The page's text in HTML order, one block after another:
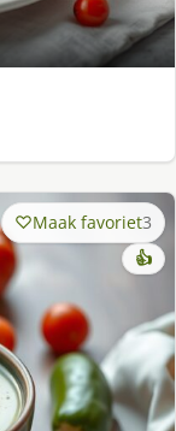
Maak favoriet3
👍